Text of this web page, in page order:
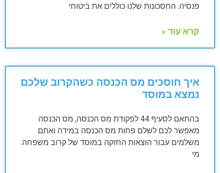
פנסיה. החסכונות שלנו כוללים את ביטוחי
קרא עוד »
איך חוסכים מס הכנסה כשהקרוב שלכם
נמצא במוסד
בהתאם לסעיף 44 לפקודת מס הכנסה, מס הכנסה
מאפשר לכם לשלם פחות מס הכנסה במידה ואתם
משלמים עבור הוצאות החזקה במוסד של קרוב משפחה.
מי